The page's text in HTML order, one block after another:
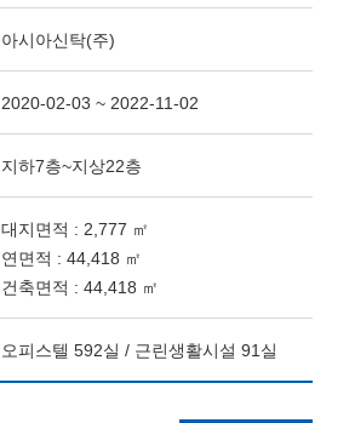
아시아신탁(주)
2020-02-03 ~ 2022-11-02
지하7층~지상22층
대지면적 : 2,777 ㎡
연면적 : 44,418 ㎡
건축면적 : 44,418 ㎡
오피스텔 592실 / 근린생활시설 91실